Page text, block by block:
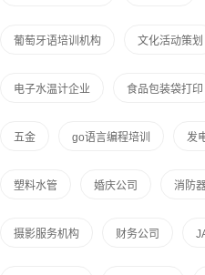
葡萄牙语培训机构 文化活动策划
电子水温计企业 食品包装袋打印
五金 go语言编程培训 发
塑料水管 婚庆公司 消防
摄影服务机构 财务公司